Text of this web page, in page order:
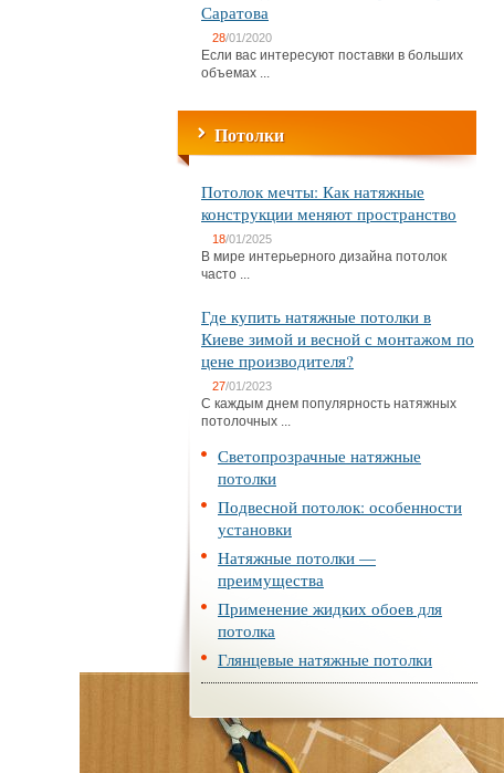
Саратова
28/01/2020
Если вас интересуют поставки в больших
объемах ...
Потолки
Потолок мечты: Как натяжные
конструкции меняют пространство
18/01/2025
В мире интерьерного дизайна потолок
часто ...
Где купить натяжные потолки в
Киеве зимой и весной с монтажом по
цене производителя?
27/01/2023
С каждым днем популярность натяжных
потолочных ...
Светопрозрачные натяжные
потолки
Подвесной потолок: особенности
установки
Натяжные потолки —
преимущества
Применение жидких обоев для
потолка
Глянцевые натяжные потолки